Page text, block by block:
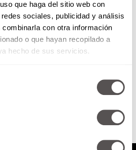
que haga del sitio web con
sociales, publicidad y análisis
con otra información
o que hayan recopilado a
hecho de sus servicios.
a decir cuáles son
falsas creencias que
sobre los créditos
y si este 2022...